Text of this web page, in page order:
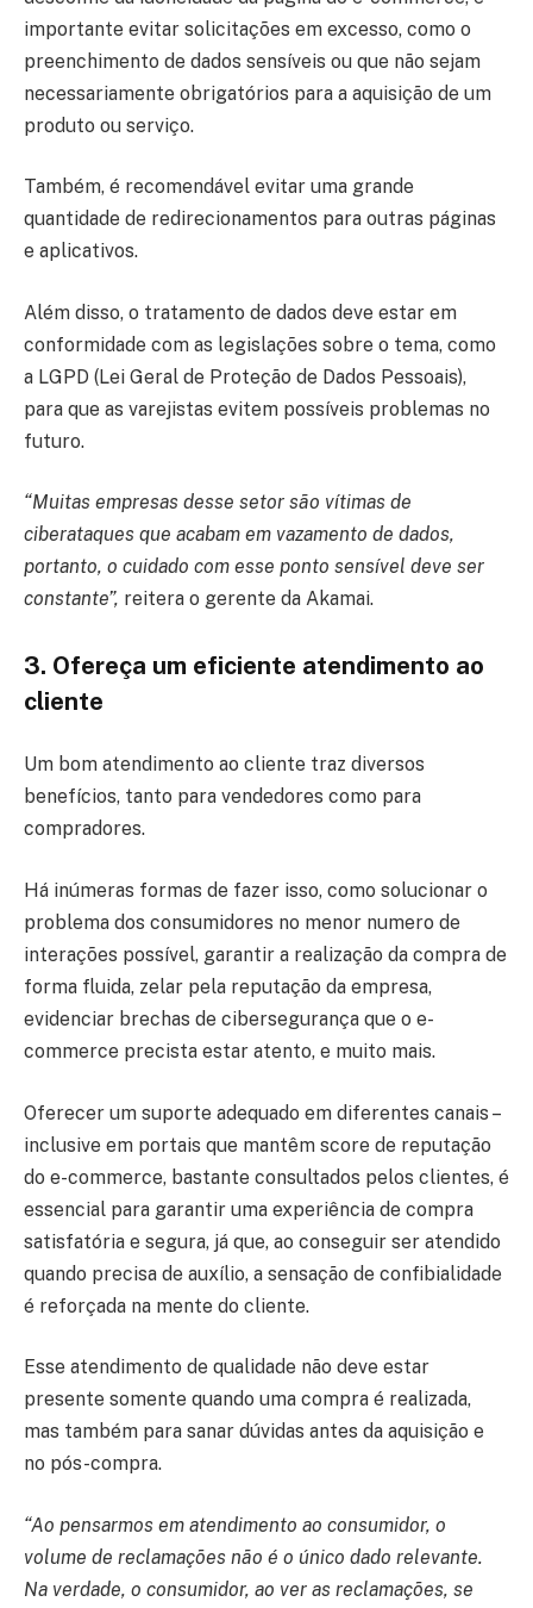
importante evitar solicitações em excesso, como o
preenchimento de dados sensíveis ou que não sejam
necessariamente obrigatórios para a aquisição de um
produto ou serviço.
Também, é recomendável evitar uma grande
quantidade de redirecionamentos para outras páginas
e aplicativos.
Além disso, o tratamento de dados deve estar em
conformidade com as legislações sobre o tema, como
a LGPD (Lei Geral de Proteção de Dados Pessoais),
para que as varejistas evitem possíveis problemas no
futuro.
“Muitas empresas desse setor são vítimas de
ciberataques que acabam em vazamento de dados,
portanto, o cuidado com esse ponto sensível deve ser
constante”, reitera o gerente da Akamai.
3. Ofereça um eficiente atendimento ao
cliente
Um bom atendimento ao cliente traz diversos
benefícios, tanto para vendedores como para
compradores.
Há inúmeras formas de fazer isso, como solucionar o
problema dos consumidores no menor numero de
interações possível, garantir a realização da compra de
forma fluida, zelar pela reputação da empresa,
evidenciar brechas de cibersegurança que o e-
commerce precista estar atento, e muito mais.
Oferecer um suporte adequado em diferentes canais –
inclusive em portais que mantêm score de reputação
do e-commerce, bastante consultados pelos clientes, é
essencial para garantir uma experiência de compra
satisfatória e segura, já que, ao conseguir ser atendido
quando precisa de auxílio, a sensação de confibialidade
é reforçada na mente do cliente.
Esse atendimento de qualidade não deve estar
presente somente quando uma compra é realizada,
mas também para sanar dúvidas antes da aquisição e
no pós-compra.
“Ao pensarmos em atendimento ao consumidor, o
volume de reclamações não é o único dado relevante.
Na verdade, o consumidor, ao ver as reclamações, se